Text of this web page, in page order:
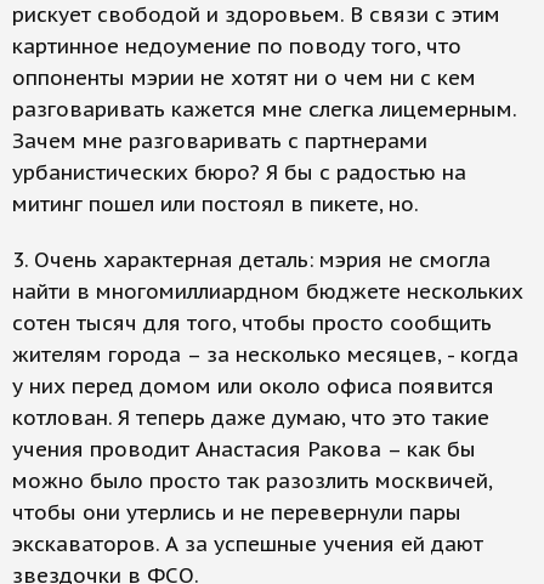
рискует свободой и здоровьем. В связи с этим
картинное недоумение по поводу того, что
оппоненты мэрии не хотят ни о чем ни с кем
разговаривать кажется мне слегка лицемерным.
Зачем мне разговаривать с партнерами
урбанистических бюро? Я бы с радостью на
митинг пошел или постоял в пикете, но.
3. Очень характерная деталь: мэрия не смогла
найти в многомиллиардном бюджете нескольких
сотен тысяч для того, чтобы просто сообщить
жителям города – за несколько месяцев, - когда
у них перед домом или около офиса появится
котлован. Я теперь даже думаю, что это такие
учения проводит Анастасия Ракова – как бы
можно было просто так разозлить москвичей,
чтобы они утерлись и не перевернули пары
экскаваторов. А за успешные учения ей дают
звездочки в ФСО.